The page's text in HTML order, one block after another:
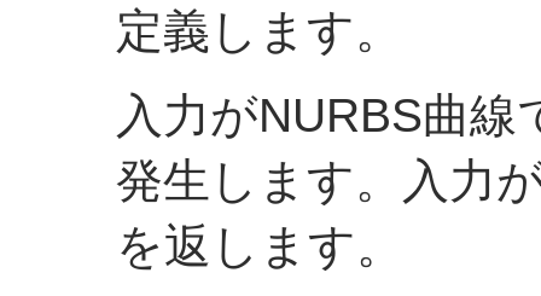
定義します。
入力がNURBS曲
発生します。入力
を返します。